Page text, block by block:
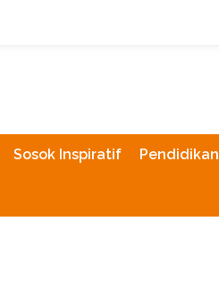
Sosok Inspiratif Pendidikan